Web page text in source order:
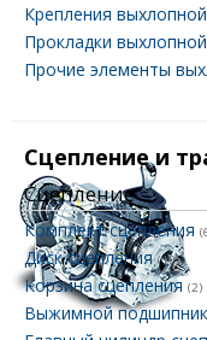
Крепления
Прокладки
Прочие элементы
Сцепление и
Сцепление
Комплект сцепления
Диск сцепления(10)
Корзина сцепления (2)
Выжимной подшипник